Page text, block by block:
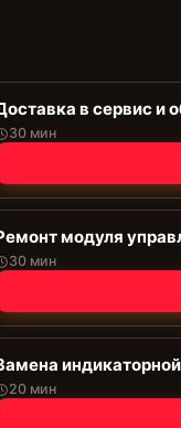
в сервис и
30 мин
модуля
30 мин
20 мин